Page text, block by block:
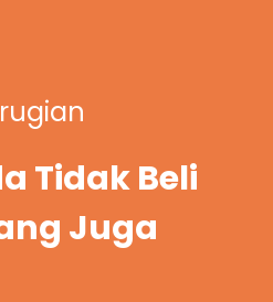
Tidak Beli
Juga